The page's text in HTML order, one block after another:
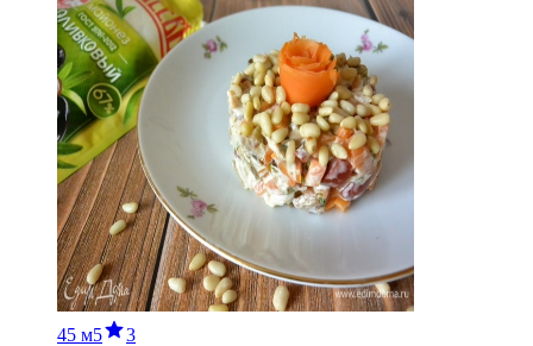
45 м5 3